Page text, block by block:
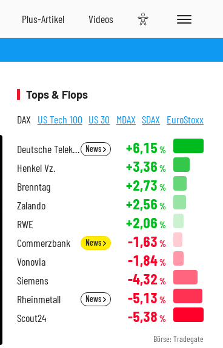
Tops & Flops
DAX US Tech 100 US 30 MDAX SDAX EuroStoxx
Deutsche Telekom News +6,15 %
Henkel Vz. +3,36 %
Brenntag +2,73 %
Zalando +2,56 %
RWE +2,06 %
Commerzbank News -1,63 %
Vonovia -1,84%
Siemens -4,32 %
Rheinmetall News -5,13 %
Scout24 -5,38 %
Börse: Tradegate